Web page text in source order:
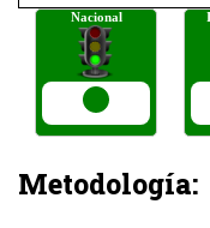
Metodología: